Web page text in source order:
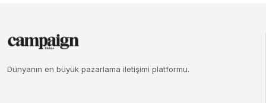
Dünyanın en büyük pazarlama iletişimi platformu.